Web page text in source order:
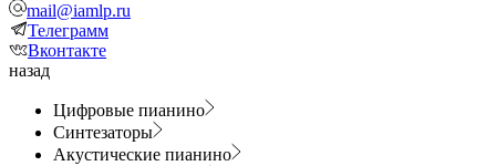
mail@iamlp.ru
Телеграмм
Вконтакте
назад
Цифровые пианино
Синтезаторы
Акустические пианино